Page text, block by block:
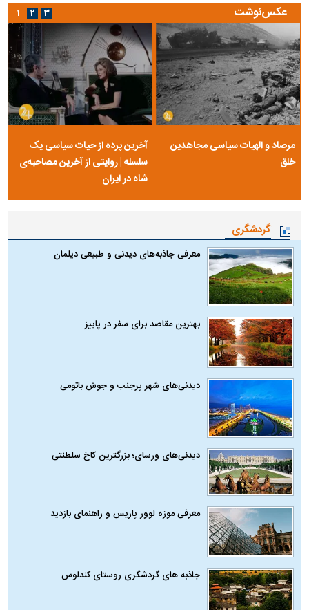
عکس‌نوشت
مرصاد و الهیات سیاسی مجاهدین
خلق
آخرین پرده از حیات سیاسی یک
سلسله | روایتی از آخرین مصاحبه‌ی
شاه در ایران
۱ ۲ ۳
گردشگری
معرفی جاذبه‌های دیدنی و طبیعی دیلمان
بهترین مقاصد برای سفر در پاییز
دیدنی‌های شهر پرجنب و جوش باتومی
دیدنی‌های ورسای؛ بزرگترین کاخ سلطنتی
معرفی موزه لوور پاریس و راهنمای بازدید
جاذبه های گردشگری روستای کندلوس